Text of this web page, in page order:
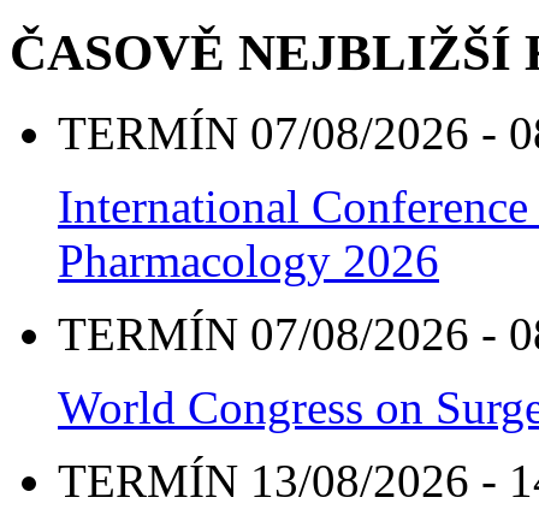
ČASOVĚ NEJBLIŽŠÍ
TERMÍN 07/08/2026 -
International
Pharmacology 2026
TERMÍN 07/08/2026 -
World Congress on
TERMÍN 13/08/2026 -